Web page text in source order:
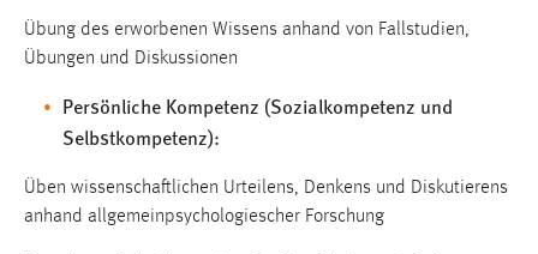
Übung des erworbenen Wissens anhand von Fallstudien,
Übungen und Diskussionen
Persönliche Kompetenz (Sozialkompetenz und
Selbstkompetenz):
Üben wissenschaftlichen Urteilens, Denkens und Diskutierens
anhand allgemeinpsychologiescher Forschung